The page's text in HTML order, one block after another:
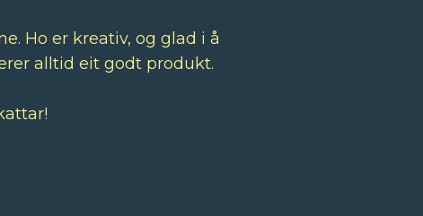
Ho er kreativ, og glad i å
alltid eit godt produkt.